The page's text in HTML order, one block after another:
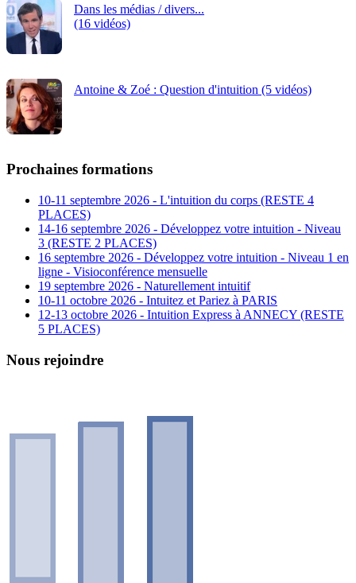
Dans les médias / divers...
(16 vidéos)
Antoine & Zoé : Question d'intuition (5 vidéos)
Prochaines formations
10-11 septembre 2026 - L'intuition du corps (RESTE 4
PLACES)
14-16 septembre 2026 - Développez votre intuition - Niveau
3 (RESTE 2 PLACES)
16 septembre 2026 - Développez votre intuition - Niveau 1 en
ligne - Visioconférence mensuelle
19 septembre 2026 - Naturellement intuitif
10-11 octobre 2026 - Intuitez et Pariez à PARIS
12-13 octobre 2026 - Intuition Express à ANNECY (RESTE
5 PLACES)
Nous rejoindre